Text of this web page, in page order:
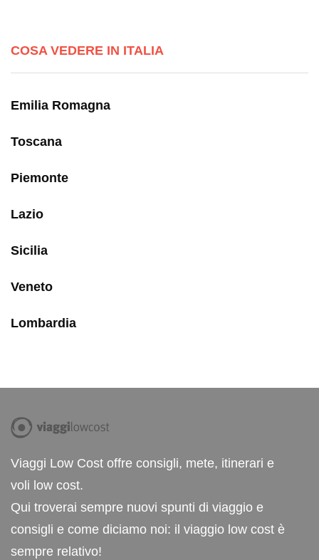
COSA VEDERE IN ITALIA
Emilia Romagna
Toscana
Piemonte
Lazio
Sicilia
Veneto
Lombardia
Viaggi Low Cost offre consigli, mete, itinerari e
voli low cost.
Qui troverai sempre nuovi spunti di viaggio e
consigli e come diciamo noi: il viaggio low cost è
sempre relativo!